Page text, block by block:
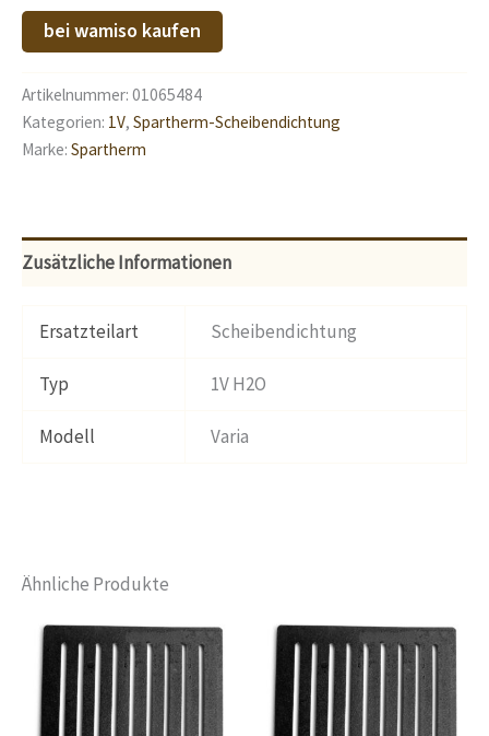
bei wamiso kaufen
Artikelnummer: 01065484
Kategorien: 1V, Spartherm-Scheibendichtung
Marke: Spartherm
Zusätzliche Informationen
Ersatzteilart Scheibendichtung
Typ 1V H2O
Modell Varia
Ähnliche Produkte